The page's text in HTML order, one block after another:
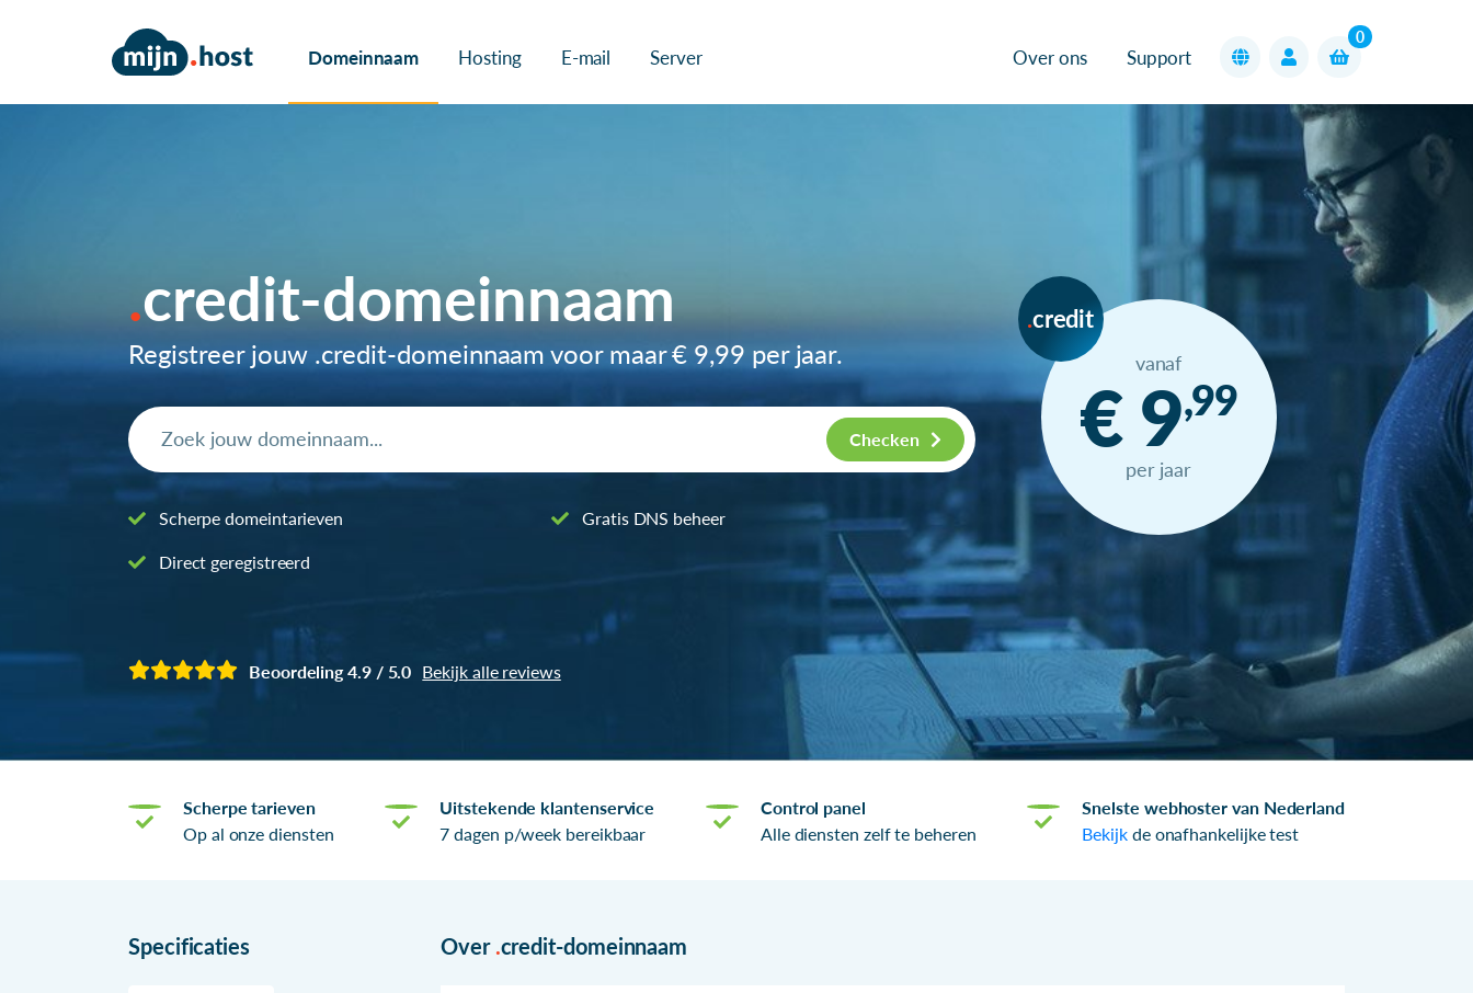
Domeinnaam Hosting E-mail Server Over ons Support
0
credit-domeinnaam
Registreer jouw .credit-domeinnaam voor maar€ 9,99 per jaar.
Checken
Scherpe domeintarieven
Direct geregistreerd
Gratis DNS beheer
credit
vanaf
€ 9,99
per jaar
Beoordeling 4.9 / 5.0 Bekijk alle reviews
Scherpe tarieven
Op al onze diensten
Uitstekende klantenservice
7 dagen p/week bereikbaar
Control panel
Alle diensten zelf te beheren
Snelste webhoster van Nederland
Bekijkde onafhankelijke test
Specificaties Over .credit-domeinnaam